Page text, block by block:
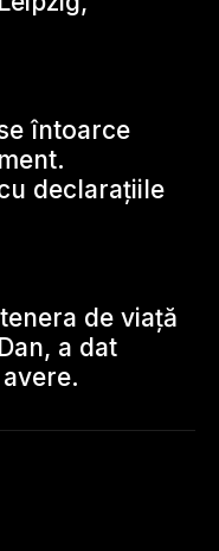
întoarce
declarațiile
de viață
a dat